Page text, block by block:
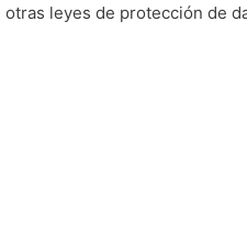
otras leyes de protección de